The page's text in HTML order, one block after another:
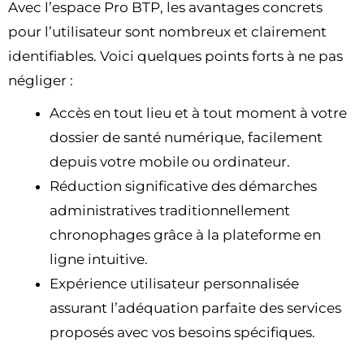
Avec l’espace Pro BTP, les avantages concrets
pour l’utilisateur sont nombreux et clairement
identifiables. Voici quelques points forts à ne pas
négliger :
Accès en tout lieu et à tout moment à votre
dossier de santé numérique, facilement
depuis votre mobile ou ordinateur.
Réduction significative des démarches
administratives traditionnellement
chronophages grâce à la plateforme en
ligne intuitive.
Expérience utilisateur personnalisée
assurant l’adéquation parfaite des services
proposés avec vos besoins spécifiques.